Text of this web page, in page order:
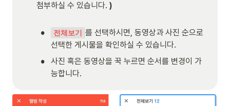
첨부하실 수 있습니다. )
• 전체보기
를 선택하시면, 동영상과 사진 순으로
선택한 게시물을 확인하실 수 있습니다.
•
사진 혹은 동영상을 꾹 누르면 순서를 변경이 가
능합니다.